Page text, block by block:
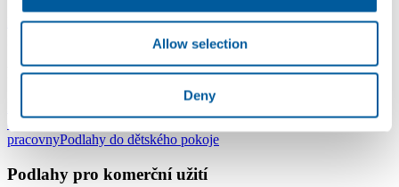
Allow selection
Deny
Lepené vinylové podlahyPlovoucí vinylové podlahy - clickVinylové
Elektrostatické podlahy
Podlahy pro domácnost
Podlahy do obývacího pokoje
do ložnicePodlahy do kuchyněPodlahy do koupelnyPodlahy do
pracovnyPodlahy do dětského pokoje
Podlahy pro komerční užití